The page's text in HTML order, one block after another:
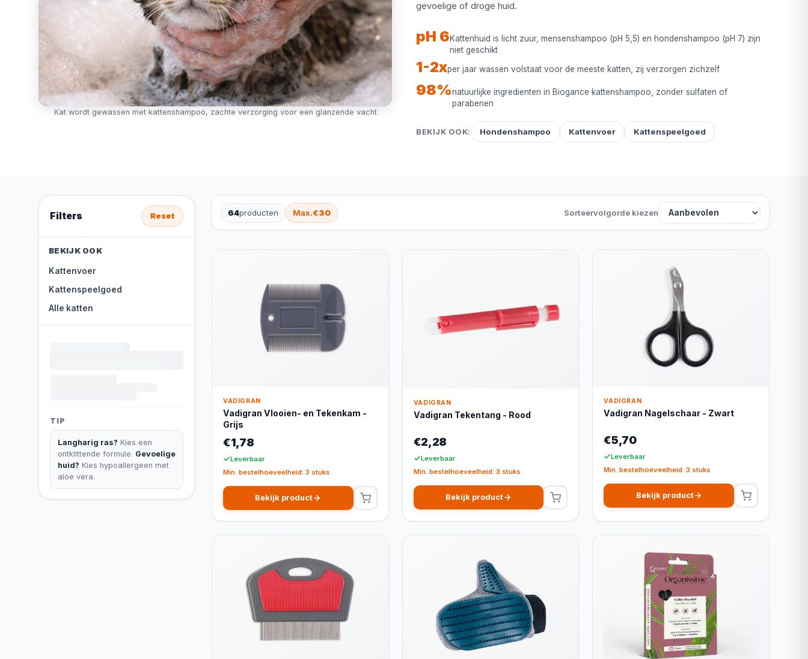
Kat wordt gewassen met kattenshampoo, zachte verzorging voor een glanzende vacht
gevoelige of droge huid.
pH 6Kattenhuid is licht zuur, mensenshampoo (pH 5,5) en hondenshampoo (pH 7) zijn
niet geschikt
1-2xper jaar wassen volstaat voor de meeste katten, zij verzorgen zichzelf
98%natuurlijke ingredienten in Biogance kattenshampoo, zonder sulfaten of
parabenen
BEKIJK OOK: Hondenshampoo Kattenvoer Kattenspeelgoed
Filters Reset
BEKIJK OOK
Kattenvoer
Kattenspeelgoed
Alle katten
TIP
Langharig ras? Kies een
ontklittende formule. Gevoelige
huid? Kies hypoallergeen met
aloe vera.
64producten Max.€30 Sorteervolgorde kiezen
VADIGRAN
Vadigran Vlooien- en Tekenkam -
Grijs
€1,78
Leverbaar
Min. bestelhoeveelheid: 3 stuks
Bekijk product
VADIGRAN
Vadigran Tekentang - Rood
€2,28
Leverbaar
Min. bestelhoeveelheid: 3 stuks
Bekijk product
VADIGRAN
Vadigran Nagelschaar - Zwart
€5,70
Leverbaar
Min. bestelhoeveelheid: 3 stuks
Bekijk product